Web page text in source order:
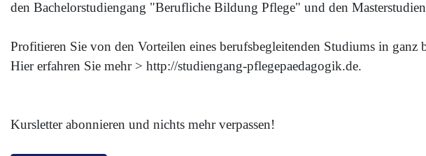
den Bachelorstudiengang "Berufliche Bildung Pflege" und den
Profitieren Sie von den Vorteilen eines berufsbegleitenden Studiums in ganz
Hier erfahren Sie mehr > http://studiengang-pflegepaedagogik.de.
Kursletter abonnieren und nichts mehr verpassen!